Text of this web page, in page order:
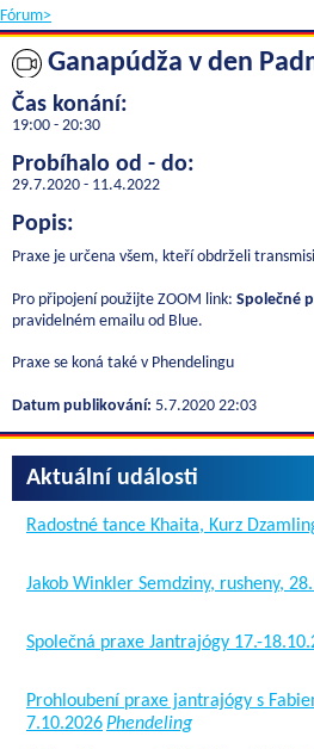
Fórum>
Ganapúdža v den
Čas konání:
19:00 - 20:30
Probíhalo od - do:
29.7.2020 - 11.4.2022
Popis:
Praxe je určena všem, kteří obdrželi
Pro připojení použijte ZOOM link: Společné
pravidelném emailu od Blue.
Praxe se koná také v Phendelingu
Datum publikování: 5.7.2020 22:03
Aktuální události
Radostné tance Khaita, Kurz
Jakob Winkler Semdziny, rusheny,
Společná praxe Jantrajógy 17.-
Prohloubení praxe jantrajógy s
7.10.2026Phendeling